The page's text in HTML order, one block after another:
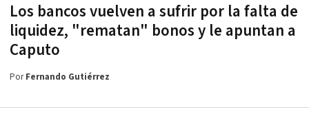
Los bancos vuelven a sufrir por la falta de
liquidez, "rematan" bonos y le apuntan a
Caputo
PorFernando Gutiérrez